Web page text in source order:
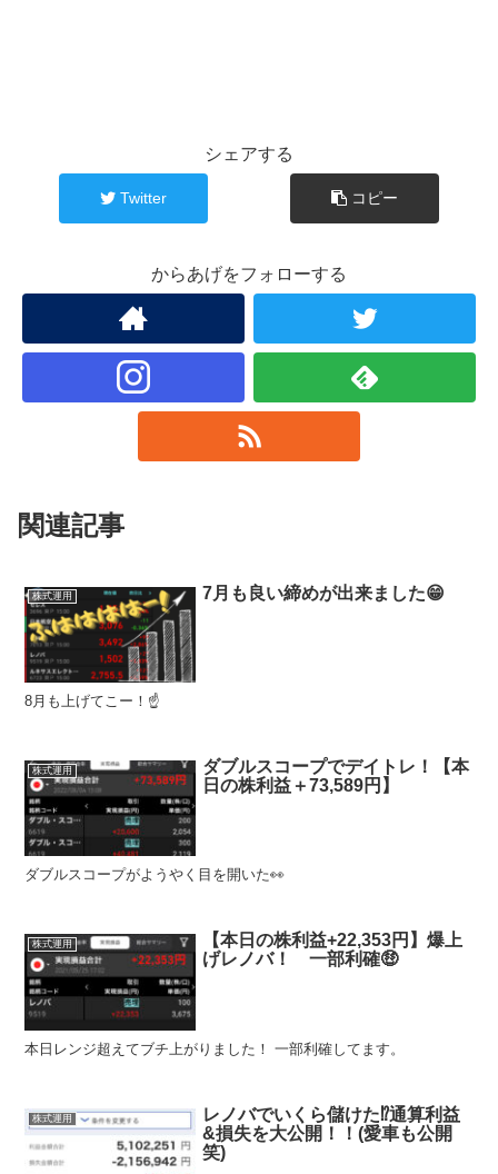
シェアする
Twitter コピー
からあげをフォローする
関連記事
株式運用 7月も良い締めが出来ました😁
8月も上げてこー！☝️
株式運用
ダブルスコープでデイトレ！【本
日の株利益＋73,589円】
ダブルスコープがようやく目を開いた👀
株式運用
【本日の株利益+22,353円】爆上
げレノバ！ 一部利確🤑
本日レンジ超えてブチ上がりました！ 一部利確してます。
株式運用
レノバでいくら儲けた⁉︎通算利益
&損失を大公開！！(愛車も公開
笑)